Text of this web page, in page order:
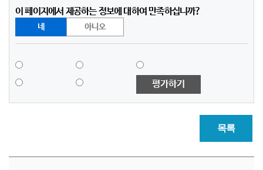
이 페이지에서 제공하는 정보에 대하여 만족하십니까?
네 아니오
평가하기
목록